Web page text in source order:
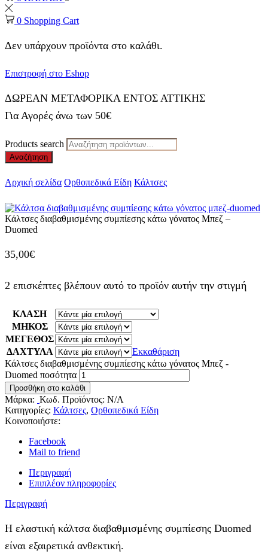
0 Shopping Cart
Δεν υπάρχουν προϊόντα στο καλάθι.
Επιστροφή στο Eshop
ΔΩΡΕΑΝ ΜΕΤΑΦΟΡΙΚΑ ΕΝΤΟΣ ΑΤΤΙΚΗΣ
Για Αγορές άνω των 50€
Products search
Αναζήτηση
Αρχική σελίδα Ορθοπεδικά Είδη Κάλτσες
Κάλτσες διαβαθμισμένης συμπίεσης κάτω γόνατος Μπεζ –
Duomed
35,00€
2 επισκέπτες βλέπουν αυτό το προϊόν αυτήν την στιγμή
ΚΛΑΣΗ
ΜΗΚΟΣ
ΜΕΓΕΘΟΣ
ΔΑΧΤΥΛΑ
Εκκαθάριση
Κάλτσες διαβαθμισμένης συμπίεσης κάτω γόνατος Μπεζ -
Duomed ποσότητα
Προσθήκη στο καλάθι
Μάρκα: Κωδ. Προϊόντος: N/A
Κατηγορίες: Κάλτσες, Ορθοπεδικά Είδη
Κοινοποιήστε:
Facebook
Mail to friend
Περιγραφή
Επιπλέον πληροφορίες
Περιγραφή
Η ελαστική κάλτσα διαβαθμισμένης συμπίεσης Duomed
είναι εξαιρετικά ανθεκτική.